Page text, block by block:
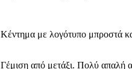
Κέντημα με λογότυπο μπροστά
Γέμιση από μετάξι. Πολύ απαλή